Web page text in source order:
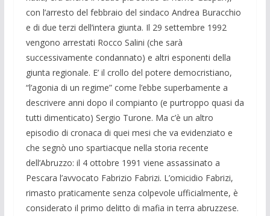
con l’arresto del febbraio del sindaco Andrea Buracchio
e di due terzi dell’intera giunta. Il 29 settembre 1992
vengono arrestati Rocco Salini (che sarà
successivamente condannato) e altri esponenti della
giunta regionale. E’ il crollo del potere democristiano,
“l’agonia di un regime” come l’ebbe superbamente a
descrivere anni dopo il compianto (e purtroppo quasi da
tutti dimenticato) Sergio Turone. Ma c’è un altro
episodio di cronaca di quei mesi che va evidenziato e
che segnò uno spartiacque nella storia recente
dell’Abruzzo: il 4 ottobre 1991 viene assassinato a
Pescara l’avvocato Fabrizio Fabrizi. L’omicidio Fabrizi,
rimasto praticamente senza colpevole ufficialmente, è
considerato il primo delitto di mafia in terra abruzzese.